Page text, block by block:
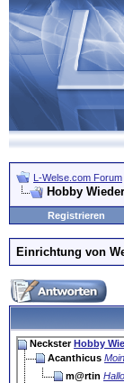
L-Welse.com Forum
Hobby
Registrieren
Einrichtung von
Neckster Hobby
Acanthicus
m@rtin